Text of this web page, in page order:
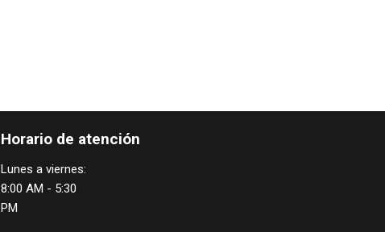
Horario de atención
Lunes a viernes:
8:00 AM - 5:30
PM